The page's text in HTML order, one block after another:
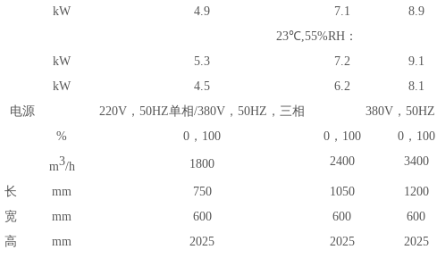
kW 4.9 7.1 8.9
23℃,55%RH：
kW 5.3 7.2 9.1
kW 4.5 6.2 8.1
电源
220V，50HZ单相/380V，50HZ，三相
380V，
% 0，100 0，100 0，100
m3/h 1800 2400 3400
长 mm 750 1050 1200
宽
mm 600 600 600
高
mm 2025 2025 2025